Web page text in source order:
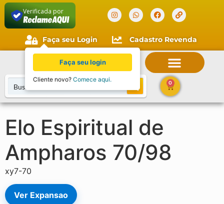
Verificada por
Faça seu Login Cadastro Revenda
0
Elo Espiritual de
Ampharos 70/98
xy7-70
Ver Expansao
Faça seu login
Cliente novo? Comece aqui.